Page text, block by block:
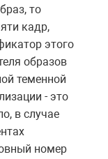
то
кадр,
этого
образов
теменной
- это
в случае
номер